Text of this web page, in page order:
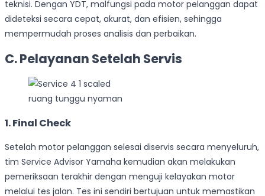
teknisi. Dengan YDT, malfungsi pada motor pelanggan dapat
dideteksi secara cepat, akurat, dan efisien, sehingga
mempermudah proses analisis dan perbaikan.
C. Pelayanan Setelah Servis
ruang tunggu nyaman
1. Final Check
Setelah motor pelanggan selesai diservis secara menyeluruh,
tim Service Advisor Yamaha kemudian akan melakukan
pemeriksaan terakhir dengan menguji kelayakan motor
melalui tes jalan. Tes ini sendiri bertujuan untuk memastikan